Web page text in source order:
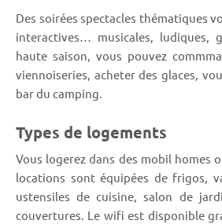
Des soirées spectacles thématiques
interactives… musicales, ludiques,
haute saison, vous pouvez
viennoiseries, acheter des glaces,
bar du camping.
Types de logements
Vous logerez dans des mobil homes
locations sont équipées de frigos,
ustensiles de cuisine, salon de
couvertures. Le wifi est disponible